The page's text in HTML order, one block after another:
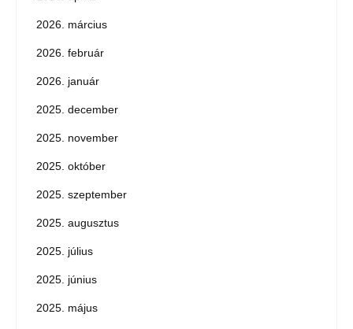
2026. március
2026. február
2026. január
2025. december
2025. november
2025. október
2025. szeptember
2025. augusztus
2025. július
2025. június
2025. május